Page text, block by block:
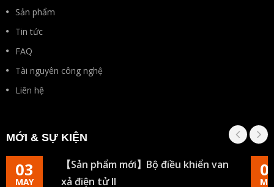
Sản phẩm
Tin tức
FAQ
Tài nguyên công nghệ
Liên hệ
MỚI & SỰ KIỆN
03
MAY
【Sản phẩm mới】Bộ điều khiển van
xả điện tử II